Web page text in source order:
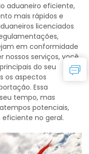
aduaneiro eficiente,
mais rápidos e
licenciados
em conformidade
nossos serviços, você
do seu
os aspectos
Essa
tempo, mas
potenciais,
no geral.